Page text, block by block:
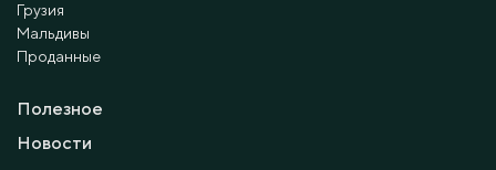
Грузия
Мальдивы
Проданные
Полезное
Новости